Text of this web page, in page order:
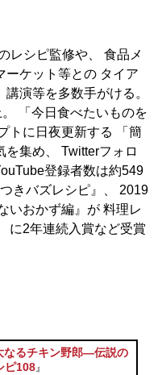
レシピ監修や、 食品メ
ーケット等との タイア
演等を多数手がける。
「今日食べたいものを
トに日夜更新する 「簡
集め、 Twitterフォロ
登録者数は約549
きバズレシピ』、 2019
いおかず編』が 料理レ
に2年連続入賞など受賞
なるチキン野郎―伝説の
ピ108』